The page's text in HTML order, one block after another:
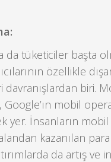
da tüketiciler başta
özellikle
davranışlardan biri.
Google’ın mobil
yer. İnsanların mobil
kazanılan
da artış ve